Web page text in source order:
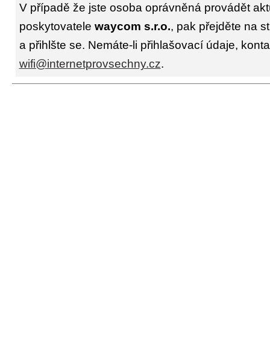
V případě že jste osoba oprávněná provádět
poskytovatele waycom s.r.o., pak přejděte na
a přihlšte se. Nemáte-li přihlašovací údaje,
wifi@internetprovsechny.cz.